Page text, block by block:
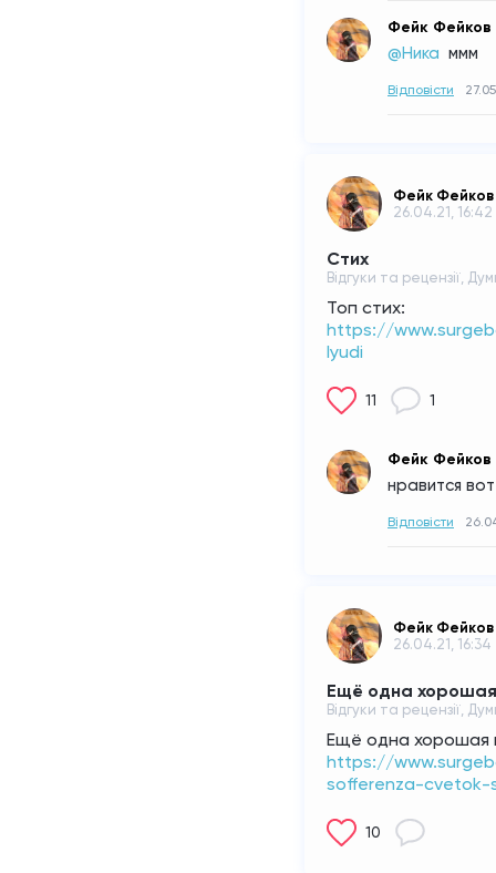
Фейк Фейков
@Ника ммм
Відповісти
Фейк Фейков
26.04.21, 16:42
Стих
Відгуки та рецензії,
Топ стих:
https://
lyudi
11 1
Фейк Фейков
нравится
Відповісти
Фейк Фейков
26.04.21, 16:34
Ещё одна хорошая
Відгуки та рецензії,
Ещё одна хорошая
https://
sofferenza-cvetok-
10